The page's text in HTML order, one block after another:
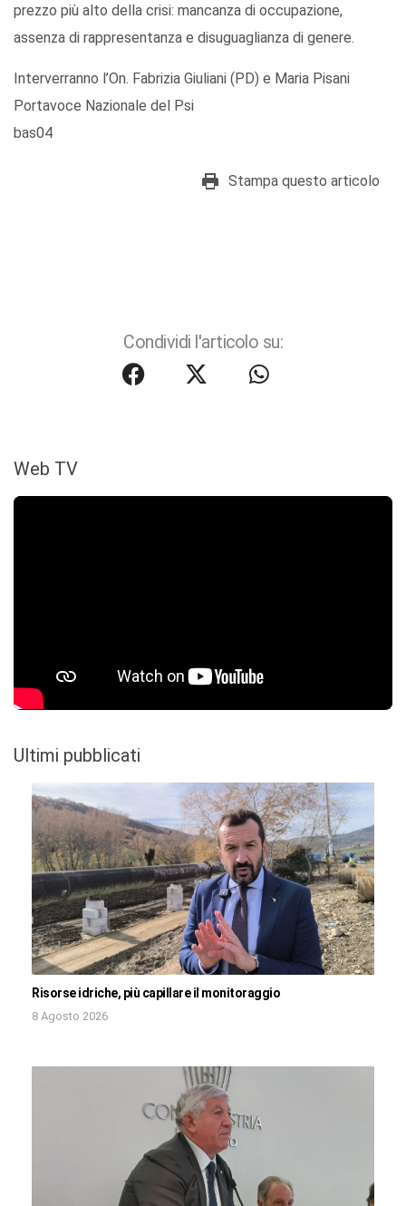
prezzo più alto della crisi: mancanza di occupazione,
assenza di rappresentanza e disuguaglianza di genere.
Interverranno l’On. Fabrizia Giuliani (PD) e Maria Pisani
Portavoce Nazionale del Psi
bas04
Stampa questo articolo
Condividi l'articolo su:
Web TV
Ultimi pubblicati
Risorse idriche, più capillare il monitoraggio
8 Agosto 2026